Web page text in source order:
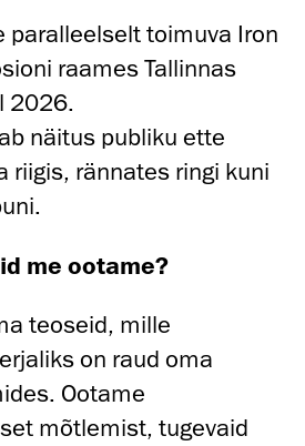
paralleelselt toimuva Iron
raames Tallinnas
2026.
näitus publiku ette
riigis, rännates ringi kuni
me ootame?
teoseid, mille
on raud oma
Ootame
mõtlemist, tugevaid